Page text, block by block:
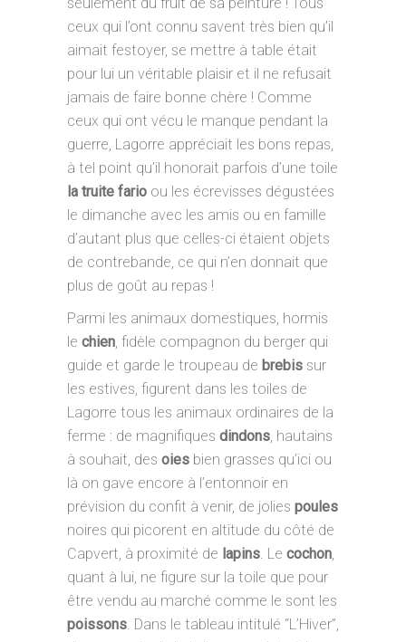
ceux qui l’ont connu savent très bien qu’il
aimait festoyer, se mettre à table était
pour lui un véritable plaisir et il ne refusait
jamais de faire bonne chère ! Comme
ceux qui ont vécu le manque pendant la
guerre, Lagorre appréciait les bons repas,
à tel point qu’il honorait parfois d’une toile
la truite fario ou les écrevisses dégustées
le dimanche avec les amis ou en famille
d’autant plus que celles-ci étaient objets
de contrebande, ce qui n’en donnait que
plus de goût au repas !
Parmi les animaux domestiques, hormis
le chien, fidèle compagnon du berger qui
guide et garde le troupeau de brebis sur
les estives, figurent dans les toiles de
Lagorre tous les animaux ordinaires de la
ferme : de magnifiques dindons, hautains
à souhait, des oies bien grasses qu’ici ou
là on gave encore à l’entonnoir en
prévision du confit à venir, de jolies poules
noires qui picorent en altitude du côté de
Capvert, à proximité de lapins. Le cochon,
quant à lui, ne figure sur la toile que pour
être vendu au marché comme le sont les
poissons. Dans le tableau intitulé “L’Hiver”,